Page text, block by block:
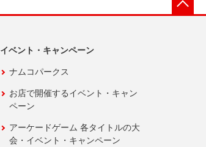
イベント・キャンペーン
ナムコパークス
お店で開催するイベント・キャン
ペーン
アーケードゲーム 各タイトルの大
会・イベント・キャンペーン